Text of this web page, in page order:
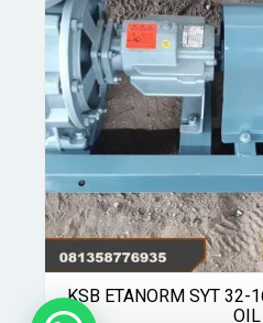
KSB ETANORM SYT 32-
OIL